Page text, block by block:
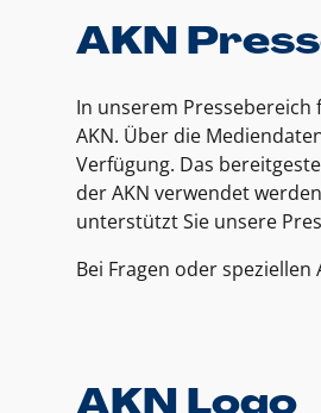
AKN
In unserem
AKN. Über die
Verfügung. Das
der AKN verwendet
unterstützt Sie unsere
Bei Fragen oder
AKN Logo